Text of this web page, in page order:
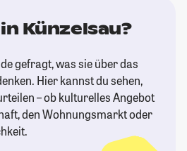
Künzelsau?
gefragt, was sie über das
Hier kannst du sehen,
– ob kulturelles Angebot
den Wohnungsmarkt oder